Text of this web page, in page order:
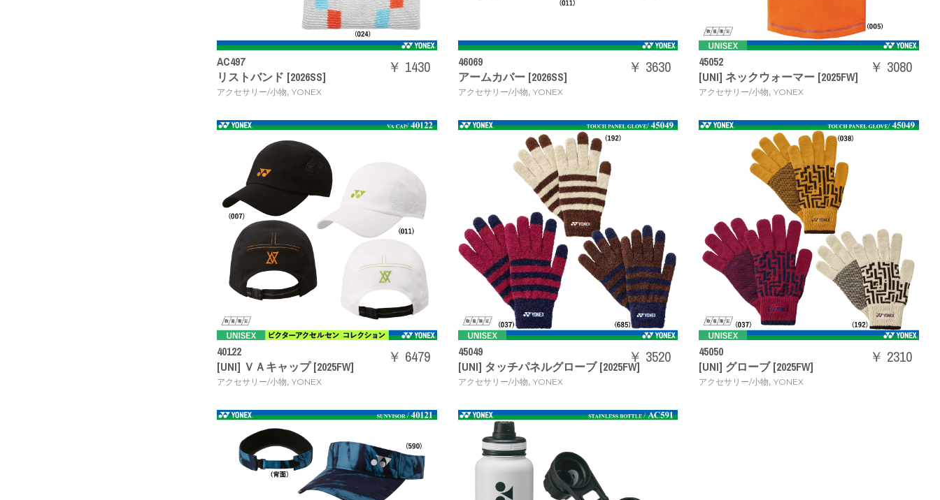
AC497
リストバンド [2026SS]
アクセサリー/小物, YONEX
￥ 1430
46069
アームカバー [2026SS]
アクセサリー/小物, YONEX
￥ 3630
45052
[UNI] ネックウォーマー [2025FW]
アクセサリー/小物,YONEX
￥ 3080
40122
[UNI] ＶＡキャップ [2025FW]
アクセサリー/小物, YONEX
￥ 6479
45049
[UNI] タッチパネルグローブ [2025FW]
アクセサリー/小物, YONEX
￥ 3520
45050
[UNI] グローブ [2025FW]
アクセサリー/小物,YONEX
￥ 2310